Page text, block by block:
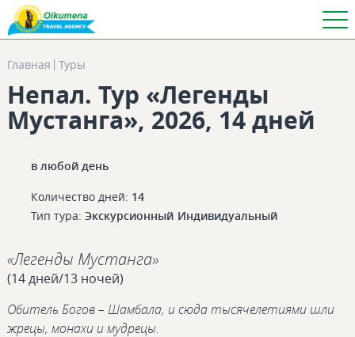
Главная Туры
Непал. Тур «Легенды
Мустанга», 2026, 14 дней
в любой день
Количество дней: 14
Тип тура: Экскурсионный Индивидуальный
«Легенды Мустанга»
(14 дней/13 ночей)
Обитель Богов – Шамбала, и сюда тысячелетиями шли
жрецы, монахи и мудрецы.